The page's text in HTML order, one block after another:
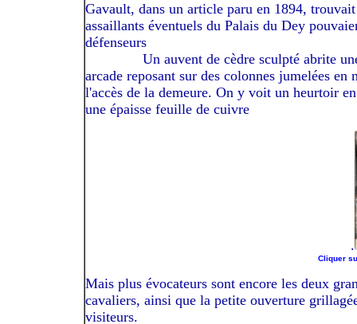
Gavault, dans un article paru en 1894,
assaillants éventuels du Palais du Dey
défenseurs
------------Un auvent de cèdre sculpté abrite
arcade reposant sur des colonnes jumelées
l'accès de la demeure. On y voit un heurtoir
une épaisse feuille de cuivre
.
Cliquer
Mais plus évocateurs sont encore les deux
cavaliers, ainsi que la petite ouverture
visiteurs.